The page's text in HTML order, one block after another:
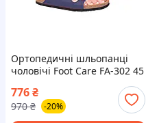
Ортопедичні шльопанці
чоловічі Foot Care FA-302 45
776₴
970 ₴ -20%